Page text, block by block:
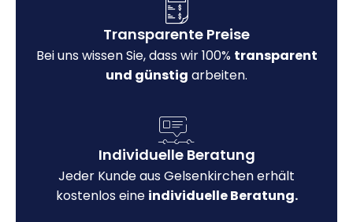
Transparente Preise
Bei uns wissen Sie, dass wir 100% transparent
und günstig arbeiten.
Individuelle Beratung
Jeder Kunde aus Gelsenkirchen erhält
kostenlos eine individuelle Beratung.